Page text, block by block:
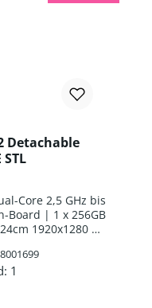
Detachable
STL
Core 2,5 GHz bis
Board | 1 x 256GB
1920x1280 |
Intel Wi-Fi
Chip | WWAN:
1